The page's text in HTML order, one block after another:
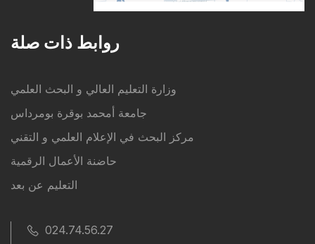
روابط ذات صلة
وزارة التعليم العالي و البحث العلمي
جامعة أمحمد بوقرة بومرداس
مركز البحث في الإعلام العلمي و التقني
حاضنة الأعمال الرقمية
التعليم عن بعد
024.74.56.27